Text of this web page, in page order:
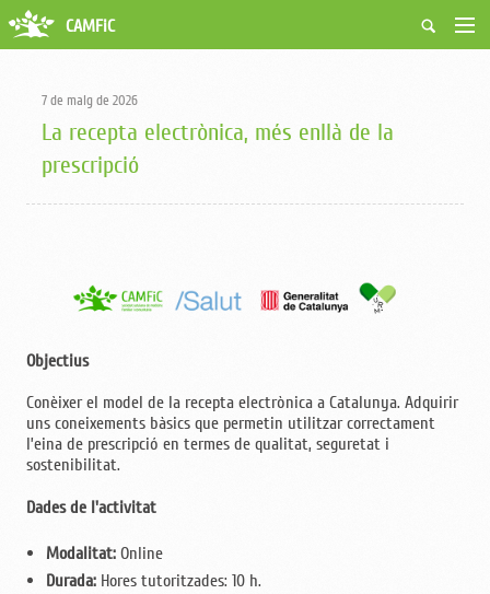
Qui som
Activitats
Borsa de treball
Ciutadans
CAMFiC
7 de maig de 2026
La recepta electrònica, més enllà de la
prescripció
Objectius
Conèixer el model de la recepta electrònica a Catalunya. Adquirir
uns coneixements bàsics que permetin utilitzar correctament
l’eina de prescripció en termes de qualitat, seguretat i
sostenibilitat.
Dades de l'activitat
Modalitat: Online
Durada: Hores tutoritzades: 10 h.